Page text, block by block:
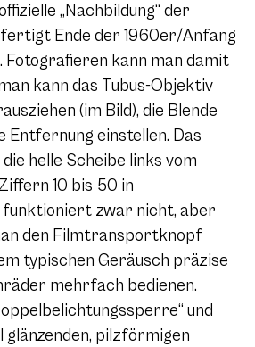
„Nachbildung“ der
Ende der 1960er/Anfang
Fotografieren kann man damit
kann das Tubus-Objektiv
(im Bild), die Blende
Entfernung einstellen. Das
helle Scheibe links vom
10 bis 50 in
zwar nicht, aber
den Filmtransportknopf
typischen Geräusch präzise
mehrfach bedienen.
und
glänzenden, pilzförmigen